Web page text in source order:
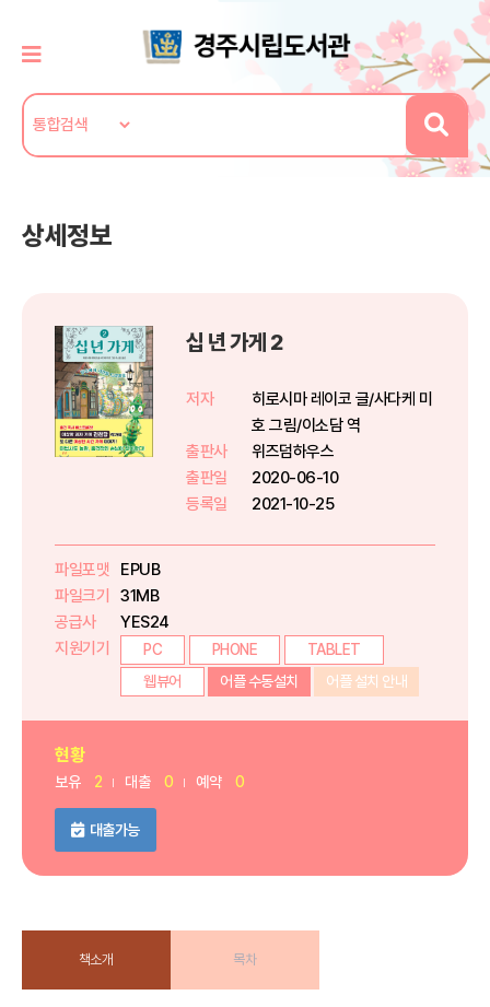
상세정보
십 년 가게 2
저자
히로시마 레이코 글/사다케 미
호 그림/이소담 역
출판사
위즈덤하우스
출판일
2020-06-10
등록일
2021-10-25
파일포맷
EPUB
파일크기
31MB
공급사
YES24
지원기기
PC PHONE
TABLET
웹뷰어
어플 수동설치 어플 설치 안내
현황
보유 2 대출 0 예약 0
대출가능
책소개 목차